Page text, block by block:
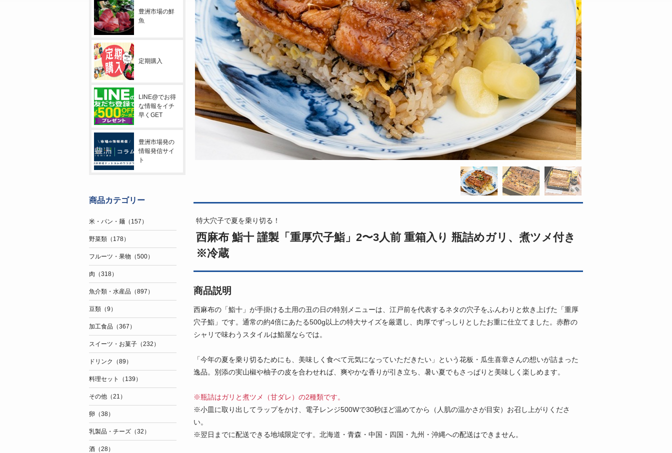
特大穴子で夏を乗り切る！
西麻布 鮨十 謹製「重厚穴子鮨」2〜3人前 重箱入り 瓶詰めガリ、煮ツメ付き
※冷蔵
商品説明
西麻布の「鮨十」が手掛ける土用の丑の日の特別メニューは、江戸前を代表するネタの穴子をふんわりと炊き上げた「重厚
穴子鮨」です。通常の約4倍にあたる500g以上の特大サイズを厳選し、肉厚でずっしりとしたお重に仕立てました。赤酢の
シャリで味わうスタイルは鮨屋ならでは。
「今年の夏を乗り切るためにも、美味しく食べて元気になっていただきたい」という花板・瓜生喜章さんの想いが詰まった
逸品。別添の実山椒や柚子の皮を合わせれば、爽やかな香りが引き立ち、暑い夏でもさっぱりと美味しく楽しめます。
※瓶詰はガリと煮ツメ（甘ダレ）の2種類です。
※小皿に取り出してラップをかけ、電子レンジ500Wで30秒ほど温めてから（人肌の温かさが目安）お召し上がりくださ
い。
※翌日までに配送できる地域限定です。北海道・青森・中国・四国・九州・沖縄への配送はできません。
豊洲市場の鮮
魚
定期購入
LINE@でお得
な情報をイチ
早くGET
豊洲市場発の
情報発信サイ
ト
商品カテゴリー
米・パン・麺（157）
野菜類（178）
フルーツ・果物（500）
肉（318）
魚介類・水産品（897）
豆類（9）
加工食品（367）
スイーツ・お菓子（232）
ドリンク（89）
料理セット（139）
その他（21）
卵（38）
乳製品・チーズ（32）
酒（28）